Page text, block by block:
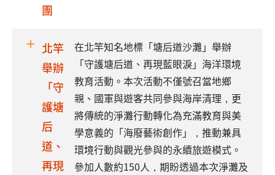
團
北竿
舉辦
「守
護塘
后
道、
再現
在北竿知名地標「塘后道沙灘」舉辦
「守護塘后道、再現藍眼淚」海洋環境
教育活動。本次活動不僅號召當地鄉
親、國軍與遊客共同參與海岸清理，更
將傳統的淨灘行動轉化為充滿教育與美
學意義的「海廢藝術創作」，推動兼具
環境行動與觀光參與的永續旅遊模式。
參加人數約150人，期盼透過本次淨灘及